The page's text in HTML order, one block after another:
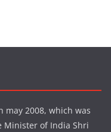
may 2008, which was
Minister of India Shri